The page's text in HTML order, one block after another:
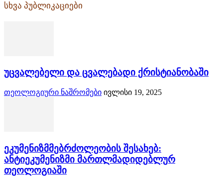
სხვა პუბლიკაციები
უცვალებელი და ცვალებადი ქრისტიანობაში
თეოლოგიური ნაშრომები ივლისი 19, 2025
ეკუმენიზმმებრძოლეობის შესახებ:
ანტიეკუმენიზმი მართლმადიდებლურ
თეოლოგიაში